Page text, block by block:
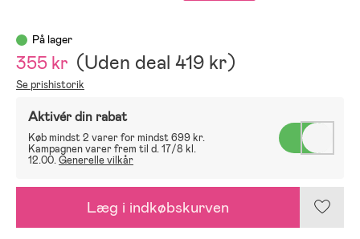
På lager
355 kr (Uden deal 419 kr)
Se prishistorik
Aktivér din rabat
Køb mindst 2 varer for mindst 699 kr.
Kampagnen varer frem til d. 17/8 kl.
12.00.Generelle vilkår
Læg i indkøbskurven